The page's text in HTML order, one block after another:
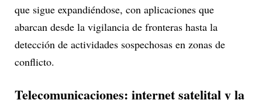
que sigue expandiéndose, con aplicaciones que
abarcan desde la vigilancia de fronteras hasta la
detección de actividades sospechosas en zonas de
conflicto.
Telecomunicaciones: internet satelital y la